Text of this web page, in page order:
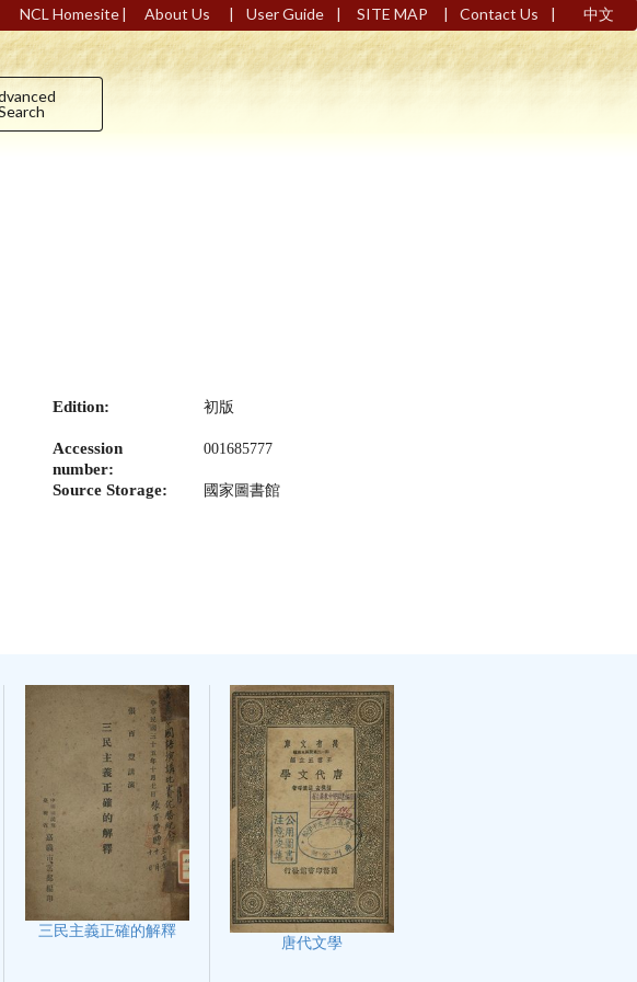
NCL Homesite| About Us | User Guide | SITE MAP | Contact Us | 中文
Edition: 初版
Accession
number:
001685777
Source Storage: 國家圖書館
三民主義正確的解釋
唐代文學